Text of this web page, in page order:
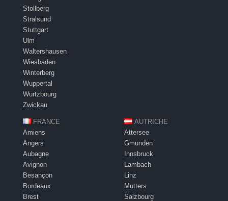
Stollberg
Stralsund
Stuttgart
Ulm
Waltershausen
Wiesbaden
Winterberg
Wuppertal
Wurtzbourg
Zwickau
FRANCE
Amiens
Angers
Aubagne
Avignon
Besançon
Bordeaux
Brest
AUTRICHE
Attersee
Gmunden
Innsbruck
Lambach
Linz
Mutters
Salzbourg